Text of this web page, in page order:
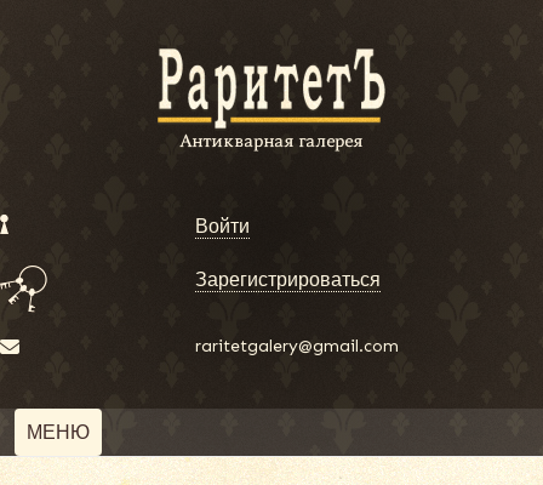
Войти
Зарегистрироваться
raritetgalery@gmail.com
МЕНЮ